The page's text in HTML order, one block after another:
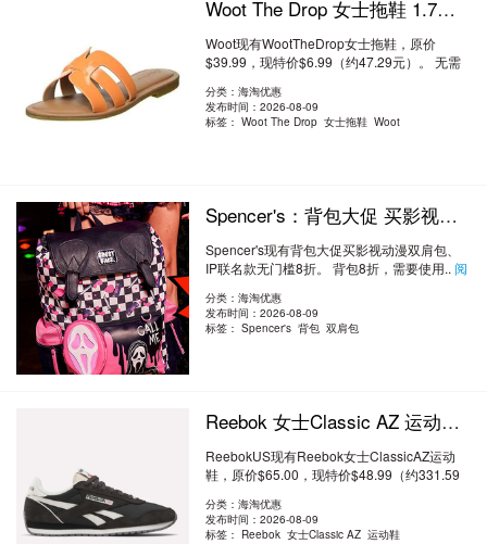
Woot The Drop 女士拖鞋 1.7折 $6.99（约47.29元）
Woot现有WootTheDrop女士拖鞋，原价
$39.99，现特价$6.99（约47.29元）。 无需
分类：海淘优惠
发布时间：2026-08-09
标签：Woot The Drop 女士拖鞋 Woot
Spencer's：背包大促 买影视动漫双肩包、​​IP 联名款 无门槛8折
Spencer's现有背包大促买影视动漫双肩包、
IP联名款无门槛8折。 背包8折，需要使用..阅
分类：海淘优惠
发布时间：2026-08-09
标签：Spencer's 背包 双肩包
Reebok 女士Classic AZ 运动鞋 7.5折 $48.99（约331.59元）
ReebokUS现有Reebok女士ClassicAZ运动
鞋，原价$65.00，现特价$48.99（约331.59
分类：海淘优惠
发布时间：2026-08-09
标签： Reebok 女士Classic AZ 运动鞋